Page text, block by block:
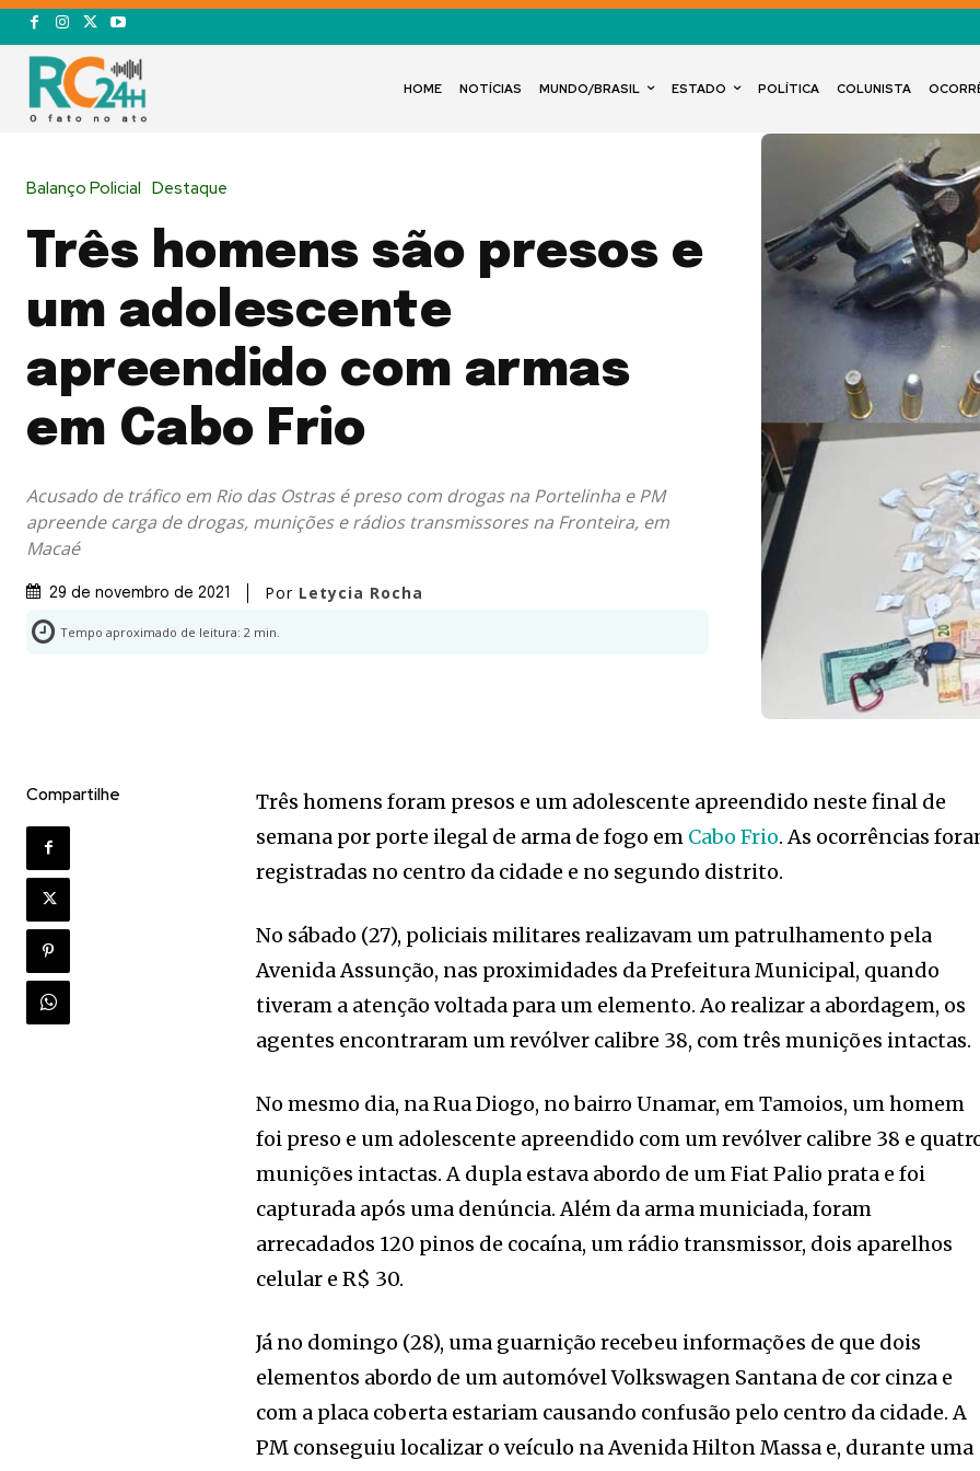
HOME NOTÍCIAS MUNDO/BRASIL ESTADO POLÍTICA COLUNISTA
Balanço Policial Destaque
Três homens são presos e
um adolescente
apreendido com armas
em Cabo Frio
Acusado de tráfico em Rio das Ostras é preso com drogas na Portelinha e PM
apreende carga de drogas, munições e rádios transmissores na Fronteira, em
Macaé
29 de novembro de 2021 Por Letycia Rocha
Tempo aproximado de leitura: 2 min.
Compartilhe
Três homens foram presos e um adolescente apreendido neste final de
semana por porte ilegal de arma de fogo em Cabo Frio. As ocorrências
registradas no centro da cidade e no segundo distrito.
No sábado (27), policiais militares realizavam um patrulhamento pela
Avenida Assunção, nas proximidades da Prefeitura Municipal, quando
tiveram a atenção voltada para um elemento. Ao realizar a abordagem, os
agentes encontraram um revólver calibre 38, com três munições intactas.
No mesmo dia, na Rua Diogo, no bairro Unamar, em Tamoios, um homem
foi preso e um adolescente apreendido com um revólver calibre 38 e
munições intactas. A dupla estava abordo de um Fiat Palio prata e foi
capturada após uma denúncia. Além da arma municiada, foram
arrecadados 120 pinos de cocaína, um rádio transmissor, dois aparelhos
celular e R$ 30.
Já no domingo (28), uma guarnição recebeu informações de que dois
elementos abordo de um automóvel Volkswagen Santana de cor cinza e
com a placa coberta estariam causando confusão pelo centro da cidade. A
PM conseguiu localizar o veículo na Avenida Hilton Massa e, durante uma